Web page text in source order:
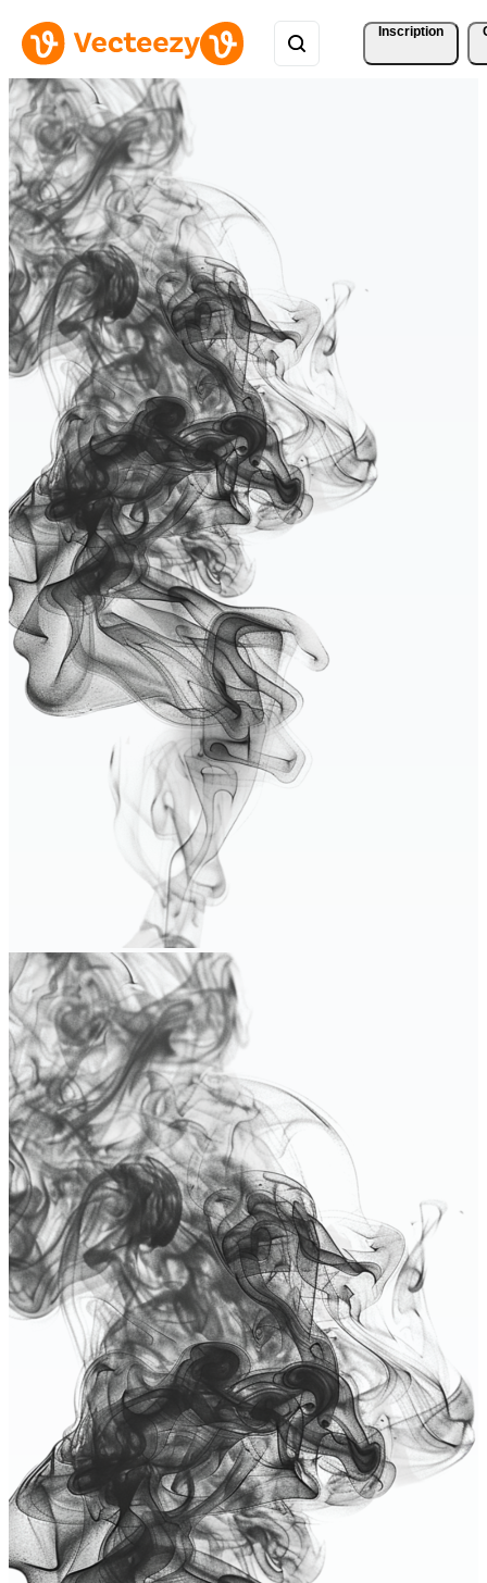
Inscription